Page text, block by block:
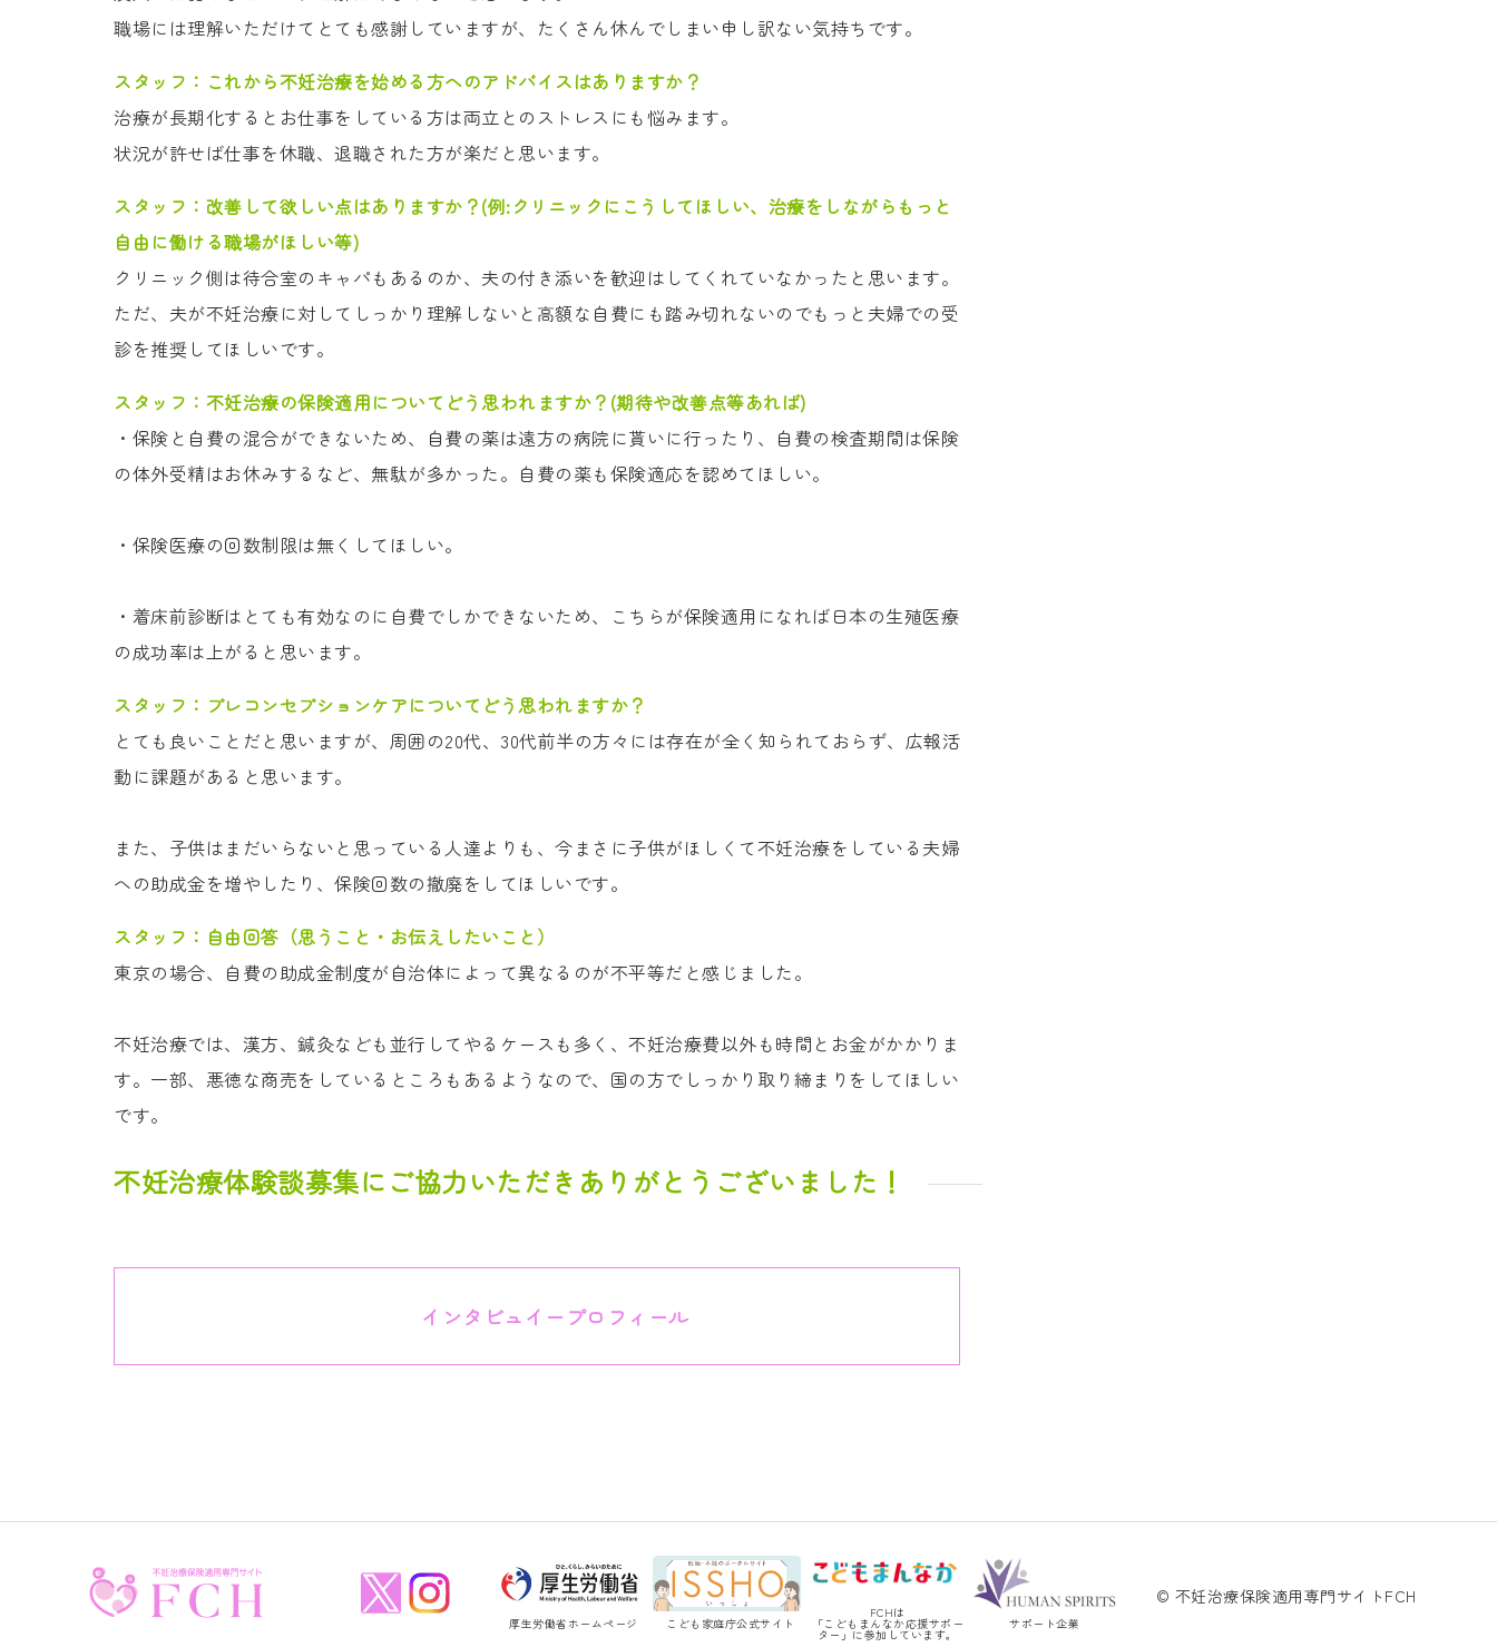
職場には理解いただけてとても感謝していますが、たくさん休んでしまい申し訳ない気持ちです。
スタッフ： これから不妊治療を始める方へのアドバイスはありますか？
治療が長期化するとお仕事をしている方は両立とのストレスにも悩みます。
状況が許せば仕事を休職、退職された方が楽だと思います。
スタッフ： 改善して欲しい点はありますか？(例:クリニックにこうしてほしい、治療をしながらもっと
自由に働ける職場がほしい等)
クリニック側は待合室のキャパもあるのか、夫の付き添いを歓迎はしてくれていなかったと思います。
ただ、夫が不妊治療に対してしっかり理解しないと高額な自費にも踏み切れないのでもっと夫婦での受
診を推奨してほしいです。
スタッフ： 不妊治療の保険適用についてどう思われますか？(期待や改善点等あれば)
・保険と自費の混合ができないため、自費の薬は遠方の病院に貰いに行ったり、自費の検査期間は保険
の体外受精はお休みするなど、無駄が多かった。自費の薬も保険適応を認めてほしい。
・保険医療の回数制限は無くしてほしい。
・着床前診断はとても有効なのに自費でしかできないため、こちらが保険適用になれば日本の生殖医療
の成功率は上がると思います。
スタッフ： プレコンセプションケアについてどう思われますか？
とても良いことだと思いますが、周囲の20代、30代前半の方々には存在が全く知られておらず、広報活
動に課題があると思います。
また、子供はまだいらないと思っている人達よりも、今まさに子供がほしくて不妊治療をしている夫婦
への助成金を増やしたり、保険回数の撤廃をしてほしいです。
スタッフ： 自由回答（思うこと・お伝えしたいこと）
東京の場合、自費の助成金制度が自治体によって異なるのが不平等だと感じました。
不妊治療では、漢方、鍼灸なども並行してやるケースも多く、不妊治療費以外も時間とお金がかかりま
す。一部、悪徳な商売をしているところもあるようなので、国の方でしっかり取り締まりをしてほしい
です。
不妊治療体験談募集にご協力いただきありがとうございました！
インタビュイープロフィール
厚生労働省ホームページ こども家庭庁公式サイト
FCHは
「こどもまんなか応援サポー
ター」に参加しています。
サポート企業
© 不妊治療保険適用専門サイトFCH